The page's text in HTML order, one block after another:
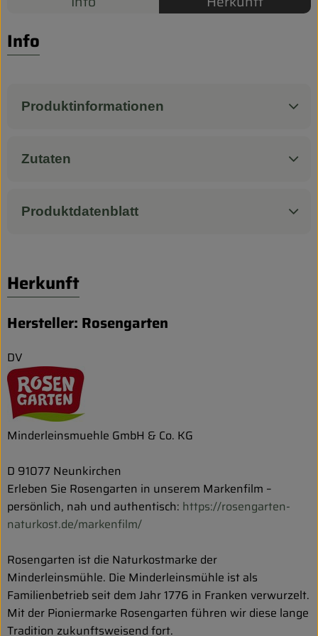
Pferdepension & Reitbetrieb
Info
Produktinformationen
Zutaten
Produktdatenblatt
Herkunft
Hersteller: Rosengarten
DV
Minderleinsmuehle GmbH & Co. KG
D 91077 Neunkirchen
Erleben Sie Rosengarten in unserem Markenfilm –
persönlich, nah und authentisch: https://rosengarten-
naturkost.de/markenfilm/
Rosengarten ist die Naturkostmarke der
Minderleinsmühle. Die Minderleinsmühle ist als
Familienbetrieb seit dem Jahr 1776 in Franken verwurzelt.
Mit der Pioniermarke Rosengarten führen wir diese lange
Tradition zukunftsweisend fort.